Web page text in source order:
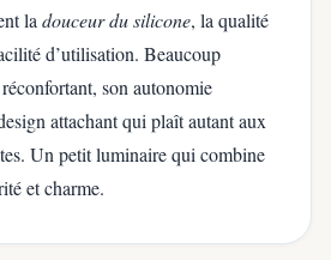
la douceur du silicone, la qualité
d’utilisation. Beaucoup
son autonomie
attachant qui plaît autant aux
Un petit luminaire qui combine
et charme.